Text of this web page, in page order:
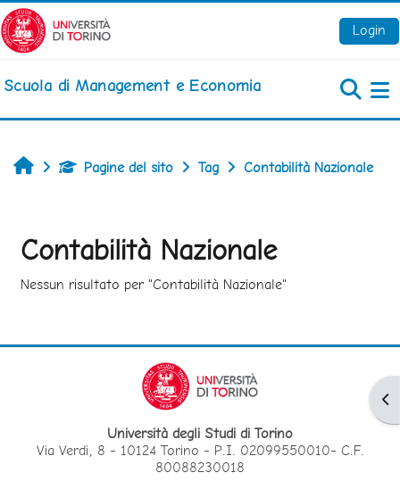
Vai al contenuto principale
Login
Scuola di Management e Economia
HomePagine del sito Tag Contabilità Nazionale
Contabilità Nazionale
Nessun risultato per "Contabilità Nazionale"
Università degli Studi di Torino
Via Verdi, 8 - 10124 Torino - P.I. 02099550010- C.F.
80088230018